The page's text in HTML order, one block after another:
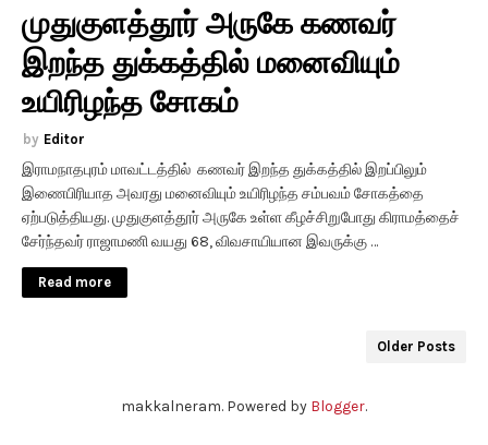
முதுகுளத்தூர் அருகே கணவர்
இறந்த துக்கத்தில் மனைவியும்
உயிரிழந்த சோகம்
Editor
இராமநாதபுரம் மாவட்டத்தில் கணவர் இறந்த துக்கத்தில் இறப்பிலும்
இணைபிரியாத அவரது மனைவியும் உயிரிழந்த சம்பவம் சோகத்தை
ஏற்படுத்தியது. முதுகுளத்தூர் அருகே உள்ள கீழச்சிறுபோது கிராமத்தைச்
சேர்ந்தவர் ராஜாமணி வயது 68, விவசாயியான இவருக்கு …
Read more
Older Posts
makkalneram. Powered by Blogger.